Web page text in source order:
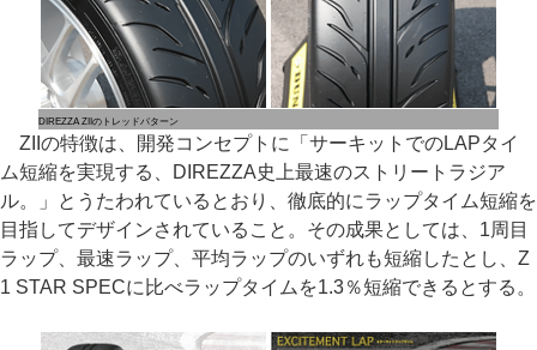
DIREZZA ZIIのトレッドパターン
ZIIの特徴は、開発コンセプトに「サーキットでのLAPタイ
ム短縮を実現する、DIREZZA史上最速のストリートラジア
ル。」とうたわれているとおり、徹底的にラップタイム短縮を
目指してデザインされていること。その成果としては、1周目
ラップ、最速ラップ、平均ラップのいずれも短縮したとし、Z
1 STAR SPECに比べラップタイムを1.3％短縮できるとする。